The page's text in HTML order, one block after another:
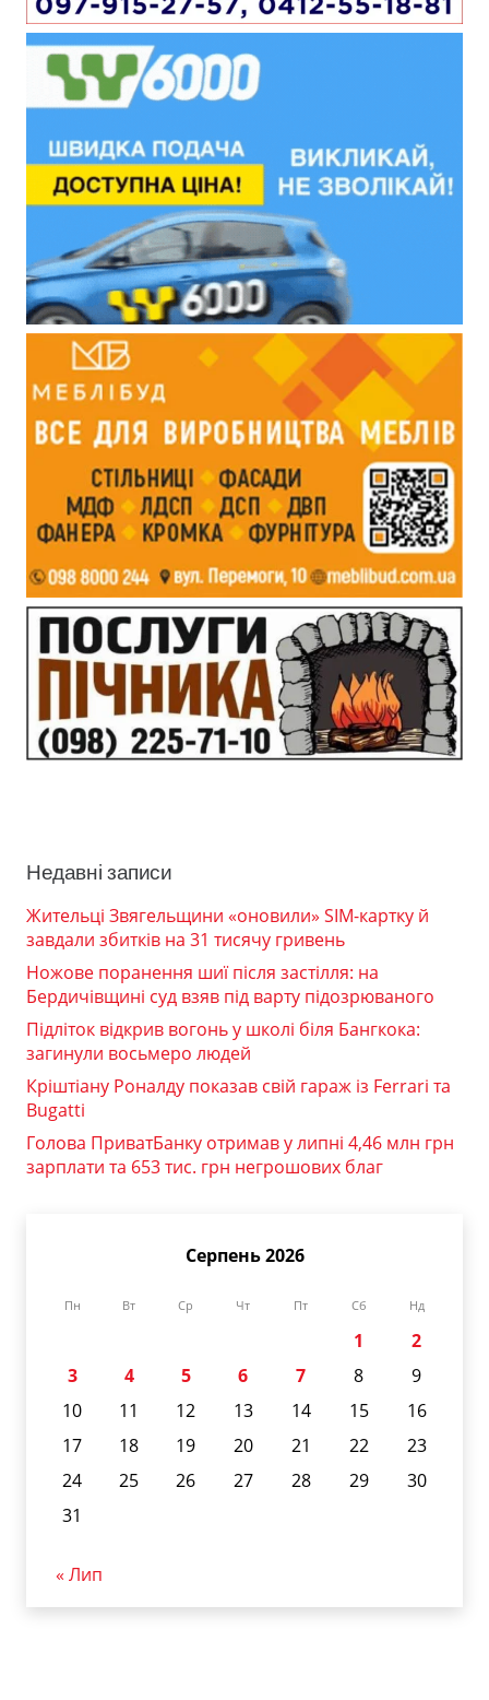
Недавні записи
Жительці Звягельщини «оновили» SIM-картку й
завдали збитків на 31 тисячу гривень
Ножове поранення шиї після застілля: на
Бердичівщині суд взяв під варту підозрюваного
Підліток відкрив вогонь у школі біля Бангкока:
загинули восьмеро людей
Кріштіану Роналду показав свій гараж із Ferrari та
Bugatti
Голова ПриватБанку отримав у липні 4,46 млн грн
зарплати та 653 тис. грн негрошових благ
Серпень 2026
Пн Вт Ср Чт Пт Сб Нд
1
2
3
4 5 6 7 8
9
10
11 12 13 14 15
16
17
18 19 20 21 22
23
24
25 26 27 28 29
30
31
« Лип